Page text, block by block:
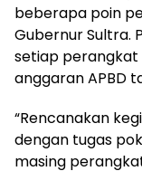
beberapa poin
Gubernur Sultra.
setiap
anggaran APBD
“Rencanakan
dengan tugas
masing